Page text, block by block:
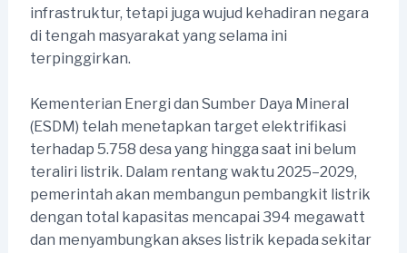
infrastruktur, tetapi juga wujud kehadiran negara
di tengah masyarakat yang selama ini
terpinggirkan.
Kementerian Energi dan Sumber Daya Mineral
(ESDM) telah menetapkan target elektrifikasi
terhadap 5.758 desa yang hingga saat ini belum
teraliri listrik. Dalam rentang waktu 2025–2029,
pemerintah akan membangun pembangkit listrik
dengan total kapasitas mencapai 394 megawatt
dan menyambungkan akses listrik kepada sekitar